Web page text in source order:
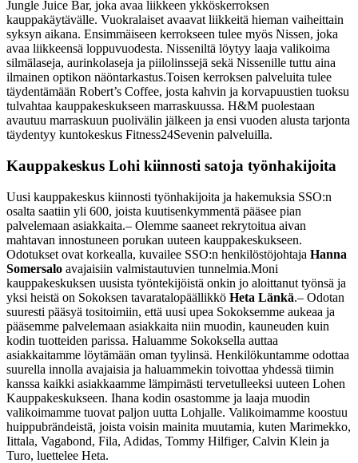
Jungle Juice Bar, joka avaa liikkeen ykköskerroksen
kauppakäytävälle. Vuokralaiset avaavat liikkeitä hieman vaiheittain
syksyn aikana. Ensimmäiseen kerrokseen tulee myös Nissen, joka
avaa liikkeensä loppuvuodesta. Nisseniltä löytyy laaja valikoima
silmälaseja, aurinkolaseja ja piilolinssejä sekä Nissenille tuttu aina
ilmainen optikon näöntarkastus.Toisen kerroksen palveluita tulee
täydentämään Robert’s Coffee, josta kahvin ja korvapuustien tuoksu
tulvahtaa kauppakeskukseen marraskuussa. H&M puolestaan
avautuu marraskuun puolivälin jälkeen ja ensi vuoden alusta tarjonta
täydentyy kuntokeskus Fitness24Sevenin palveluilla.
Kauppakeskus Lohi kiinnosti satoja työnhakijoita
Uusi kauppakeskus kiinnosti työnhakijoita ja hakemuksia SSO:n
osalta saatiin yli 600, joista kuutisenkymmentä pääsee pian
palvelemaan asiakkaita.– Olemme saaneet rekrytoitua aivan
mahtavan innostuneen porukan uuteen kauppakeskukseen.
Odotukset ovat korkealla, kuvailee SSO:n henkilöstöjohtaja Hanna
Somersalo avajaisiin valmistautuvien tunnelmia.Moni
kauppakeskuksen uusista työntekijöistä onkin jo aloittanut työnsä ja
yksi heistä on Sokoksen tavaratalopäällikkö Heta Länkä.– Odotan
suuresti pääsyä tositoimiin, että uusi upea Sokoksemme aukeaa ja
pääsemme palvelemaan asiakkaita niin muodin, kauneuden kuin
kodin tuotteiden parissa. Haluamme Sokoksella auttaa
asiakkaitamme löytämään oman tyylinsä. Henkilökuntamme odottaa
suurella innolla avajaisia ja haluammekin toivottaa yhdessä tiimin
kanssa kaikki asiakkaamme lämpimästi tervetulleeksi uuteen Lohen
Kauppakeskukseen. Ihana kodin osastomme ja laaja muodin
valikoimamme tuovat paljon uutta Lohjalle. Valikoimamme koostuu
huippubrändeistä, joista voisin mainita muutamia, kuten Marimekko,
Iittala, Vagabond, Fila, Adidas, Tommy Hilfiger, Calvin Klein ja
Turo, luettelee Heta.